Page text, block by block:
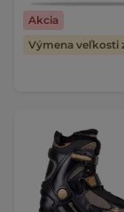
Akcia